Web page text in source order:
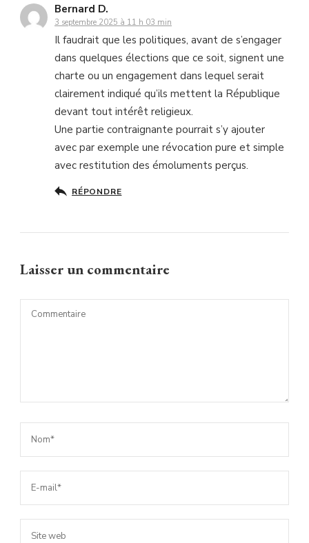
Bernard D.
3 septembre 2025 à 11 h 03 min
Il faudrait que les politiques, avant de s’engager
dans quelques élections que ce soit, signent une
charte ou un engagement dans lequel serait
clairement indiqué qu’ils mettent la République
devant tout intérêt religieux.
Une partie contraignante pourrait s’y ajouter
avec par exemple une révocation pure et simple
avec restitution des émoluments perçus.
RÉPONDRE
Laisser un commentaire